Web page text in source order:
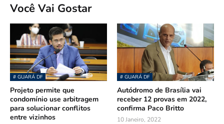
Você Vai Gostar
# GUARÁ DF
Projeto permite que
condomínio use arbitragem
para solucionar conflitos
entre vizinhos
# GUARÁ DF
Autódromo de Brasília vai
receber 12 provas em 2022,
confirma Paco Britto
10 Janeiro, 2022